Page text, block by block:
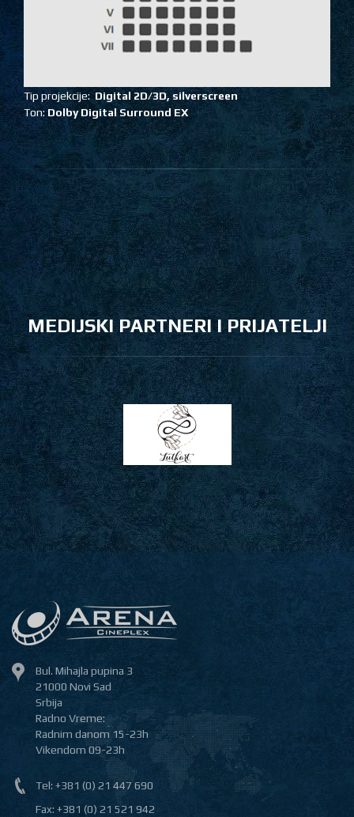
Tip projekcije:Digital 2D/3D, silverscreen
Ton: Dolby Digital Surround EX
MEDIJSKI PARTNERI I PRIJATELJI
Bul. Mihajla pupina 3
21000 Novi Sad
Srbija
Radno Vreme:
Radnim danom 15-23h
Vikendom 09-23h
Tel: +381 (0) 21 447 690
Fax: +381 (0) 21 521 942